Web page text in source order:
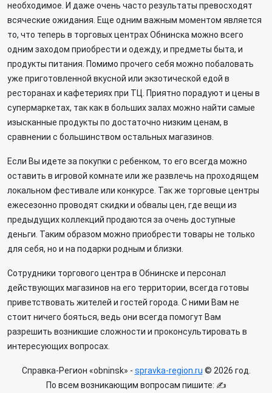
необходимое. И даже очень часто результаты превосходят
всяческие ожидания. Еще одним важным моментом является
то, что теперь в торговых центрах Обнинска можно всего
одним заходом приобрести и одежду, и предметы быта, и
продукты питания. Помимо прочего себя можно побаловать
уже приготовленной вкусной или экзотической едой в
ресторанах и кафетериях при ТЦ. Приятно порадуют и цены в
супермаркетах, так как в больших залах можно найти самые
изысканные продукты по достаточно низким ценам, в
сравнении с большинством остальных магазинов.
Если Вы идете за покупки с ребенком, то его всегда можно
оставить в игровой комнате или же развлечь на проходящем
локальном фестивале или конкурсе. Так же торговые центры
ежесезонно проводят скидки и обвалы цен, где вещи из
предыдущих коллекций продаются за очень доступные
деньги. Таким образом можно приобрести товары не только
для себя, но и на подарки родным и близки.
Сотрудники торгового центра в Обнинске и персонал
действующих магазинов на его территории, всегда готовы
приветствовать жителей и гостей города. С ними Вам не
стоит ничего бояться, ведь они всегда помогут Вам
разрешить возникшие сложности и проконсультировать в
интересующих вопросах.
Справка-Регион «obninsk» - spravka-region.ru © 2026 год.
По всем возникающим вопросам пишите: ✍